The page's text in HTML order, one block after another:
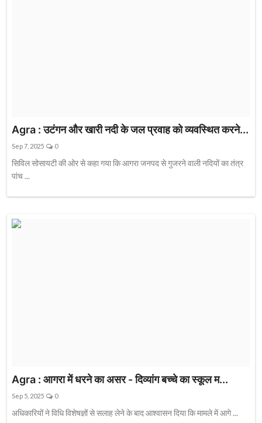
Agra : उटंगन और खारी नदी के जल प्रवाह को व्यवस्थित करने...
Sep 7, 2025 0
सिविल सोसायटी की ओर से कहा गया कि आगरा जनपद से गुजरने वाली नदियों का तंत्र
पांच ...
Agra : आगरा में धरने का असर - दिव्यांग बच्चे का स्कूल म...
Sep 5, 2025 0
अधिकारियों ने विधि विशेषज्ञों से सलाह लेने के बाद आश्वासन दिया कि मामले में आगे ...